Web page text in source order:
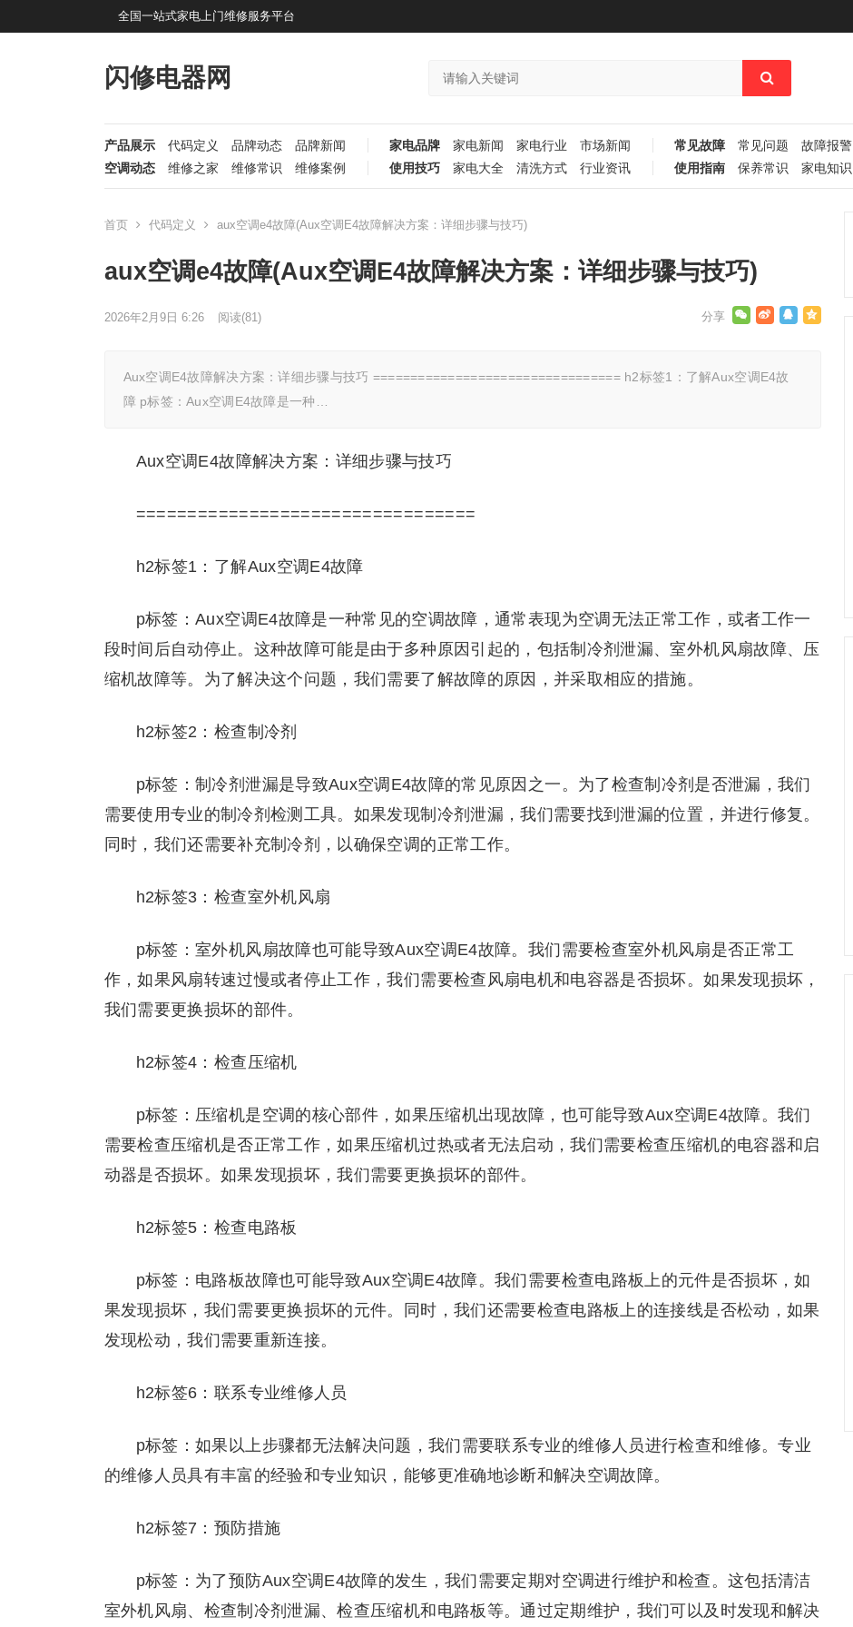
全国一站式家电上门维修服务平台
闪修电器网
产品展示 代码定义 品牌动态 品牌新闻 家电品牌 家电新闻 家电行业 市场新闻 常见故障 常见问题 故障报警
空调动态
维修之家 维修常识 维修案例 使用技巧 家电大全 清洗方式 行业资讯 使用指南 保养常识 家电知识
首页 代码定义 aux空调e4故障(Aux空调E4故障解决方案：详细步骤与技巧)
aux空调e4故障(Aux空调E4故障解决方案：详细步骤与技巧)
2026年2月9日 6:26 阅读(81)
Aux空调E4故障解决方案：详细步骤与技巧 ================================= h2标签1：了解Aux空调E4故
障 p标签：Aux空调E4故障是一种…
Aux空调E4故障解决方案：详细步骤与技巧
=================================
h2标签1：了解Aux空调E4故障
p标签：Aux空调E4故障是一种常见的空调故障，通常表现为空调无法正常工作，或者工作一
段时间后自动停止。这种故障可能是由于多种原因引起的，包括制冷剂泄漏、室外机风扇故障、压
缩机故障等。为了解决这个问题，我们需要了解故障的原因，并采取相应的措施。
h2标签2：检查制冷剂
p标签：制冷剂泄漏是导致Aux空调E4故障的常见原因之一。为了检查制冷剂是否泄漏，我们
需要使用专业的制冷剂检测工具。如果发现制冷剂泄漏，我们需要找到泄漏的位置，并进行修复。
同时，我们还需要补充制冷剂，以确保空调的正常工作。
h2标签3：检查室外机风扇
p标签：室外机风扇故障也可能导致Aux空调E4故障。我们需要检查室外机风扇是否正常工
作，如果风扇转速过慢或者停止工作，我们需要检查风扇电机和电容器是否损坏。如果发现损坏，
我们需要更换损坏的部件。
h2标签4：检查压缩机
p标签：压缩机是空调的核心部件，如果压缩机出现故障，也可能导致Aux空调E4故障。我们
需要检查压缩机是否正常工作，如果压缩机过热或者无法启动，我们需要检查压缩机的电容器和启
动器是否损坏。如果发现损坏，我们需要更换损坏的部件。
h2标签5：检查电路板
p标签：电路板故障也可能导致Aux空调E4故障。我们需要检查电路板上的元件是否损坏，如
果发现损坏，我们需要更换损坏的元件。同时，我们还需要检查电路板上的连接线是否松动，如果
发现松动，我们需要重新连接。
h2标签6：联系专业维修人员
p标签：如果以上步骤都无法解决问题，我们需要联系专业的维修人员进行检查和维修。专业
的维修人员具有丰富的经验和专业知识，能够更准确地诊断和解决空调故障。
h2标签7：预防措施
p标签：为了预防Aux空调E4故障的发生，我们需要定期对空调进行维护和检查。这包括清洁
室外机风扇、检查制冷剂泄漏、检查压缩机和电路板等。通过定期维护，我们可以及时发现和解决